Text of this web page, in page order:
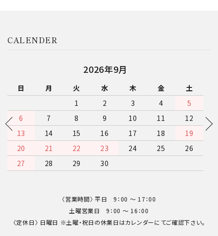
CALENDER
2026年9月
日 月 火 水 木 金
土
1
2 3 4
5
6
7 8 9 10 11
12
13
14 15 16 17 18
19
20
21 22 23 24 25
26
27
28 29 30
〈営業時間〉 平日 9：00 〜 17：00
土曜営業日 9：00 〜 16：00
〈定休日〉 日曜日 ※土曜・祝日の休業日はカレンダーにてご確認下さい。